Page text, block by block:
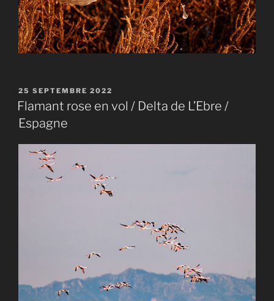
PUBLIÉ
LE
25 SEPTEMBRE 2022
Flamant rose en vol / Delta de L’Ebre /
Espagne